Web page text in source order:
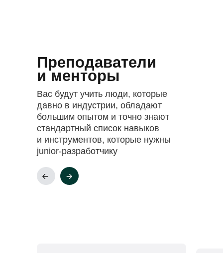
Преподаватели
и менторы
Вас будут учить люди, которые
давно в индустрии, обладают
большим опытом и точно знают
стандартный список навыков
и инструментов, которые нужны
junior-разработчику